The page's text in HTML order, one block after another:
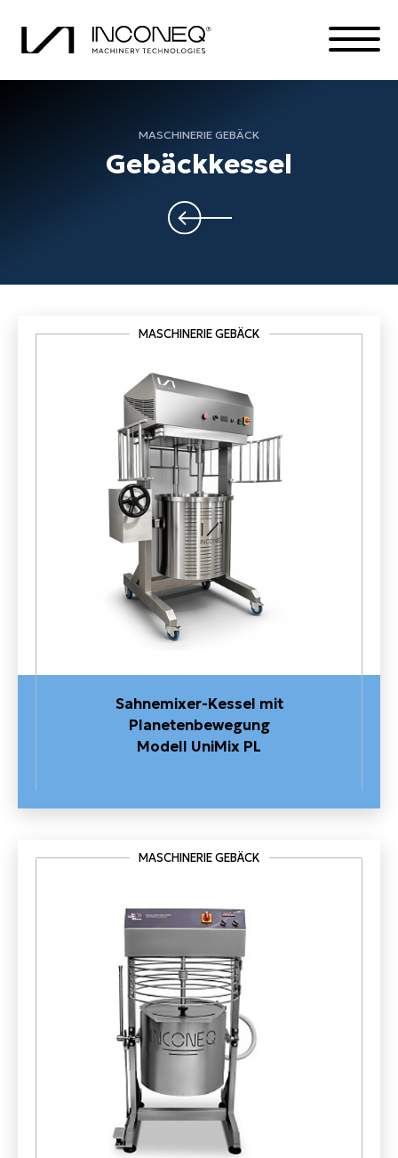
MASCHINERIE GEBÄCK
Gebäckkessel
MASCHINERIE GEBÄCK
Sahnemixer-Kessel mit
Planetenbewegung
Modell UniMix PL
MASCHINERIE GEBÄCK
INTEGRIERTE LÖSUNGEN
ALLES RUND UM INCONEQ